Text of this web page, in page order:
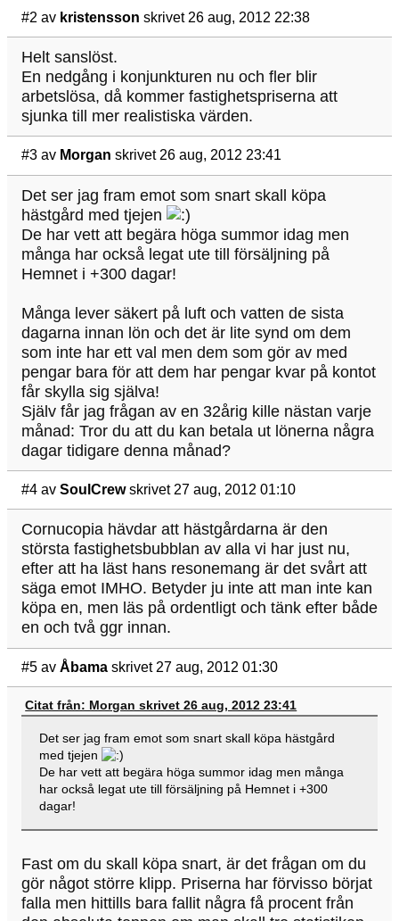
#2 av kristensson skrivet 26 aug, 2012 22:38
Helt sanslöst.
En nedgång i konjunkturen nu och fler blir
arbetslösa, då kommer fastighetspriserna att
sjunka till mer realistiska värden.
#3 av Morgan skrivet 26 aug, 2012 23:41
Det ser jag fram emot som snart skall köpa
hästgård med tjejen
De har vett att begära höga summor idag men
många har också legat ute till försäljning på
Hemnet i +300 dagar!
Många lever säkert på luft och vatten de sista
dagarna innan lön och det är lite synd om dem
som inte har ett val men dem som gör av med
pengar bara för att dem har pengar kvar på kontot
får skylla sig själva!
Själv får jag frågan av en 32årig kille nästan varje
månad: Tror du att du kan betala ut lönerna några
dagar tidigare denna månad?
#4 av SoulCrew skrivet 27 aug, 2012 01:10
Cornucopia hävdar att hästgårdarna är den
största fastighetsbubblan av alla vi har just nu,
efter att ha läst hans resonemang är det svårt att
säga emot IMHO. Betyder ju inte att man inte kan
köpa en, men läs på ordentligt och tänk efter både
en och två ggr innan.
#5 av Åbama skrivet 27 aug, 2012 01:30
Citat från: Morgan skrivet 26 aug, 2012 23:41
Det ser jag fram emot som snart skall köpa hästgård
med tjejen
De har vett att begära höga summor idag men många
har också legat ute till försäljning på Hemnet i +300
dagar!
Fast om du skall köpa snart, är det frågan om du
gör något större klipp. Priserna har förvisso börjat
falla men hittills bara fallit några få procent från